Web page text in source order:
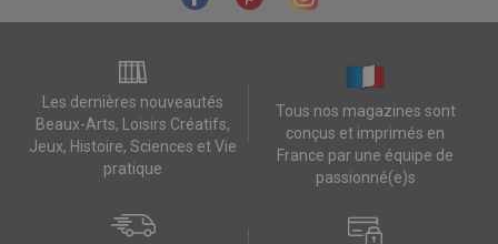
Les dernières nouveautés
Beaux-Arts, Loisirs Créatifs,
Jeux, Histoire, Sciences et Vie
pratique
Tous nos magazines sont
conçus et imprimés en
France par une équipe de
passionné(e)s